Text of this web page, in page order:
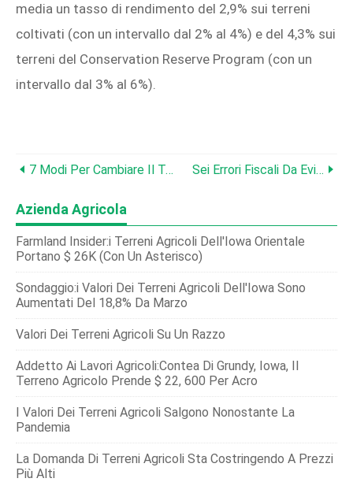
media un tasso di rendimento del 2,9% sui terreni
coltivati ​​(con un intervallo dal 2% al 4%) e del 4,3% sui
terreni del Conservation Reserve Program (con un
intervallo dal 3% al 6%).
7 Modi Per Cambiare Il Tuo Business Nel 2019 Sei Errori Fiscali Da Evitare Per Gli Agricoltori
Azienda Agricola
Farmland Insider:i Terreni Agricoli Dell'Iowa Orientale
Portano $ 26K (con Un Asterisco)
Sondaggio:i Valori Dei Terreni Agricoli Dell'Iowa Sono
Aumentati Del 18,8% Da Marzo
Valori Dei Terreni Agricoli Su Un Razzo
Addetto Ai Lavori Agricoli:Contea Di Grundy, Iowa, Il
Terreno Agricolo Prende $ 22, 600 Per Acro
I Valori Dei Terreni Agricoli Salgono Nonostante La
Pandemia
La Domanda Di Terreni Agricoli Sta Costringendo A Prezzi
Più Alti